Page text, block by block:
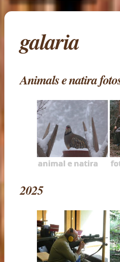
galaria
Animals e natira
animal e natira
2025